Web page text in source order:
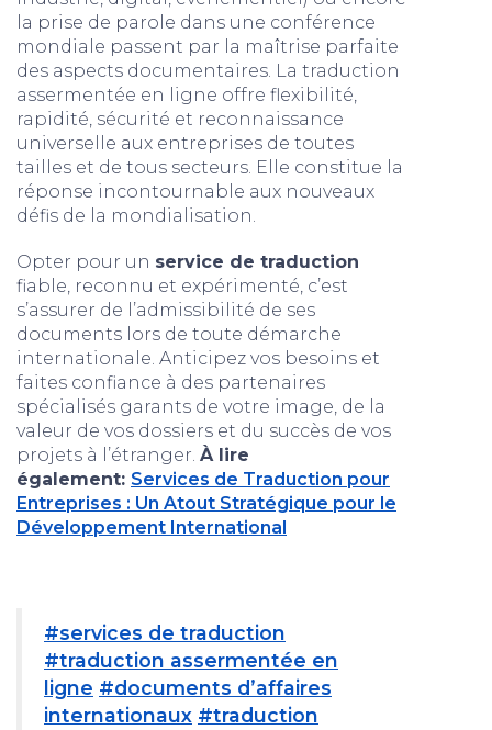
la prise de parole dans une conférence
mondiale passent par la maîtrise parfaite
des aspects documentaires. La traduction
assermentée en ligne offre flexibilité,
rapidité, sécurité et reconnaissance
universelle aux entreprises de toutes
tailles et de tous secteurs. Elle constitue la
réponse incontournable aux nouveaux
défis de la mondialisation.
Opter pour un service de traduction
fiable, reconnu et expérimenté, c’est
s’assurer de l’admissibilité de ses
documents lors de toute démarche
internationale. Anticipez vos besoins et
faites confiance à des partenaires
spécialisés garants de votre image, de la
valeur de vos dossiers et du succès de vos
projets à l’étranger. À lire
également: Services de Traduction pour
Entreprises : Un Atout Stratégique pour le
Développement International
#services de traduction
#traduction assermentée en
ligne #documents d’affaires
internationaux #traduction